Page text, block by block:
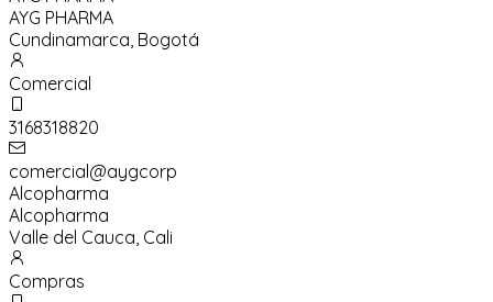
AYG PHARMA
Cundinamarca, Bogotá
Comercial
3168318820
comercial@aygcorp
Alcopharma
Alcopharma
Valle del Cauca, Cali
Compras